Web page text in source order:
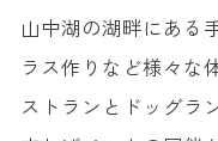
山中湖の湖畔にある
ラス作りなど様々な
ストランとドッグラ